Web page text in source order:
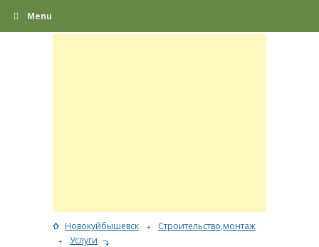
Menu
Новокуйбышевск
Строительство,монтаж
Услуги